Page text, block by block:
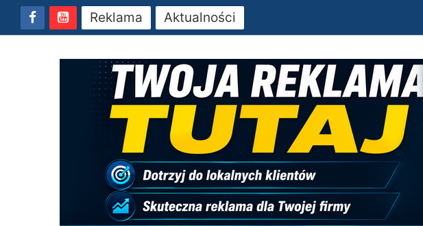
Reklama Aktualności